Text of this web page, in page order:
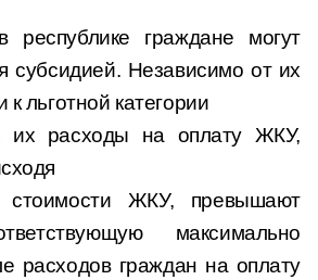
граждане могут
субсидией. Независимо от их
льготной категории
их расходы на оплату ЖКУ,
стоимости ЖКУ, превышают
максимально
расходов граждан на оплату